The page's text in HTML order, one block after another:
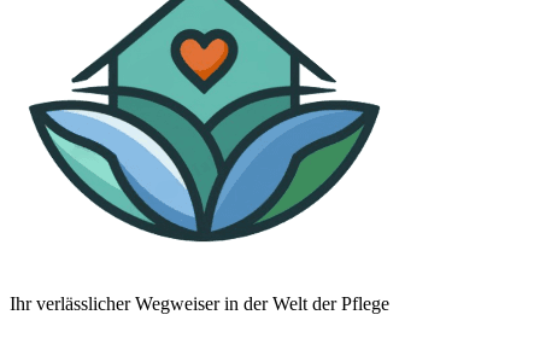
Ihr verlässlicher Wegweiser in der Welt der Pflege